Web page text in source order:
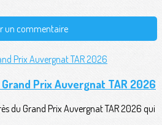
un commentaire
Prix Auvergnat TAR 2026
du Grand Prix Auvergnat TAR 2026 qui